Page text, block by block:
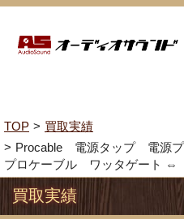
TOP
買取実績
Procable 電源タップ 電源
プロケーブル ワッタゲート ⇔
買取実績